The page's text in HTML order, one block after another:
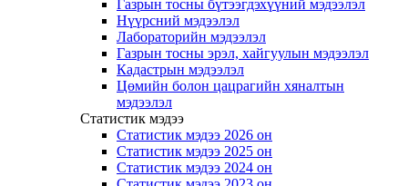
Газрын тосны бүтээгдэхүүний мэдээлэл
Нүүрсний мэдээлэл
Лабораторийн мэдээлэл
Газрын тосны эрэл, хайгуулын мэдээлэл
Кадастрын мэдээлэл
Цөмийн болон цацрагийн хяналтын
мэдээлэл
Статистик мэдээ
Статистик мэдээ 2026 он
Статистик мэдээ 2025 он
Статистик мэдээ 2024 он